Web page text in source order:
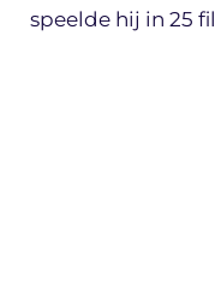
speelde hij in 25